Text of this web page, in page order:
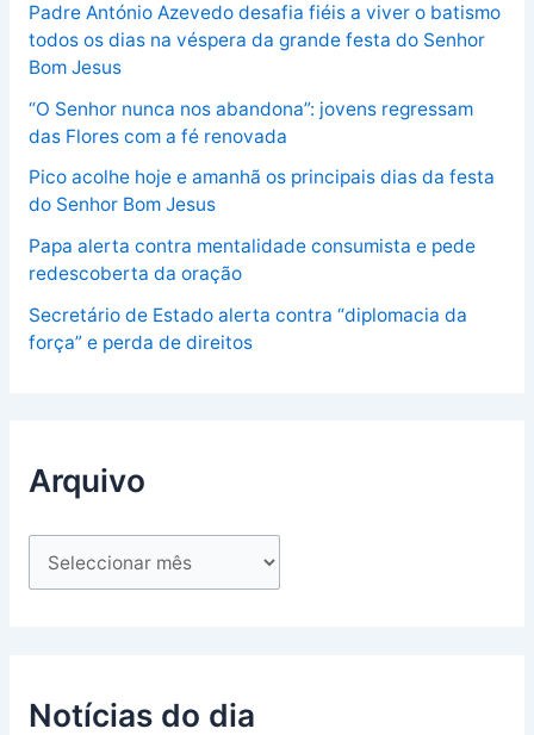
Padre António Azevedo desafia fiéis a viver o batismo
todos os dias na véspera da grande festa do Senhor
Bom Jesus
“O Senhor nunca nos abandona”: jovens regressam
das Flores com a fé renovada
Pico acolhe hoje e amanhã os principais dias da festa
do Senhor Bom Jesus
Papa alerta contra mentalidade consumista e pede
redescoberta da oração
Secretário de Estado alerta contra “diplomacia da
força” e perda de direitos
Arquivo
Notícias do dia